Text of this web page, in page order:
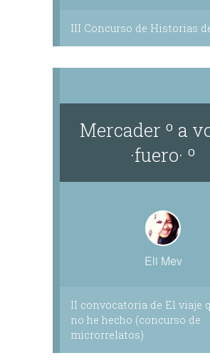
III Concurso de Historias
Mercader º a
·fuero· º
Eli Mev
II convocatoria de El viaje
no he hecho (concurso de
microrrelatos)